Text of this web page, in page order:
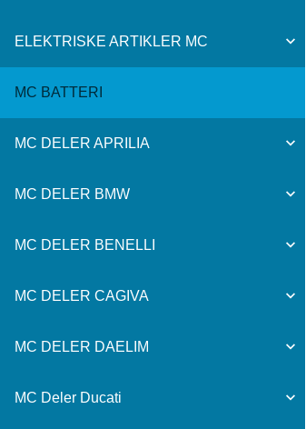
ELEKTRISKE ARTIKLER MC
MC BATTERI
MC DELER APRILIA
MC DELER BMW
MC DELER BENELLI
MC DELER CAGIVA
MC DELER DAELIM
MC Deler Ducati